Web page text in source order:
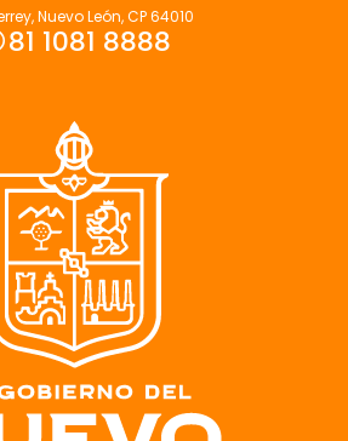
Nuevo León, CP 64010
81 1081 8888